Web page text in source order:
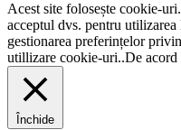
Acest site folosește cookie-
acceptul dvs. pentru
gestionarea preferințelor
utillizare cookie-uri..De acord
Închide